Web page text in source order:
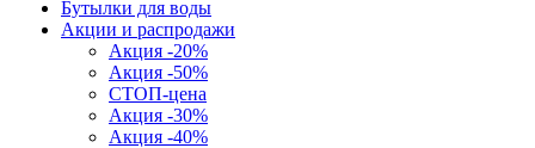
Бутылки для воды
Акции и распродажи
Акция -20%
Акция -50%
СТОП-цена
Акция -30%
Акция -40%